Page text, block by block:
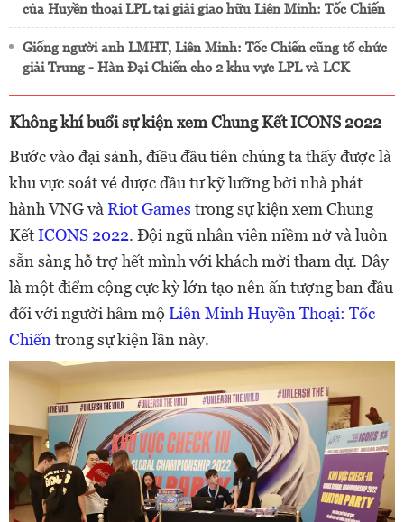
của Huyền thoại LPL tại giải giao hữu Liên Minh: Tốc Chiến
Giống người anh LMHT, Liên Minh: Tốc Chiến cũng tổ chức
giải Trung - Hàn Đại Chiến cho 2 khu vực LPL và LCK
Không khí buổi sự kiện xem Chung Kết ICONS 2022
Bước vào đại sảnh, điều đầu tiên chúng ta thấy được là
khu vực soát vé được đầu tư kỹ lưỡng bởi nhà phát
hành VNG và Riot Games trong sự kiện xem Chung
KếtICONS 2022. Đội ngũ nhân viên niềm nở và luôn
sẵn sàng hỗ trợ hết mình với khách mời tham dự. Đây
là một điểm cộng cực kỳ lớn tạo nên ấn tượng ban đầu
đối với người hâm mộ Liên Minh Huyền Thoại: Tốc
Chiến trong sự kiện lần này.